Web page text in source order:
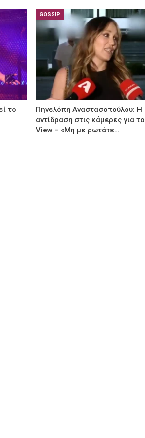
το
GOSSIP
Πηνελόπη Αναστασοπούλου: Η
αντίδραση στις κάμερες για
View – «Μη με ρωτάτε…